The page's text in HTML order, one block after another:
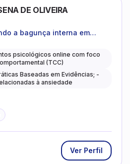
DE OLIVEIRA
a bagunça interna em
gentis para se viver.
psicológicos online com foco
(TCC)
Baseadas em Evidências; -
à ansiedade
Ver Perfil